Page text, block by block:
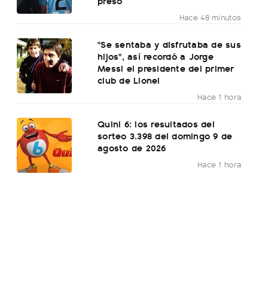
Hace 48 minutos
"Se sentaba y disfrutaba de sus
hijos", así recordó a Jorge
Messi el presidente del primer
club de Lionel
Hace 1 hora
Quini 6: los resultados del
sorteo 3.398 del domingo 9 de
agosto de 2026
Hace 1 hora